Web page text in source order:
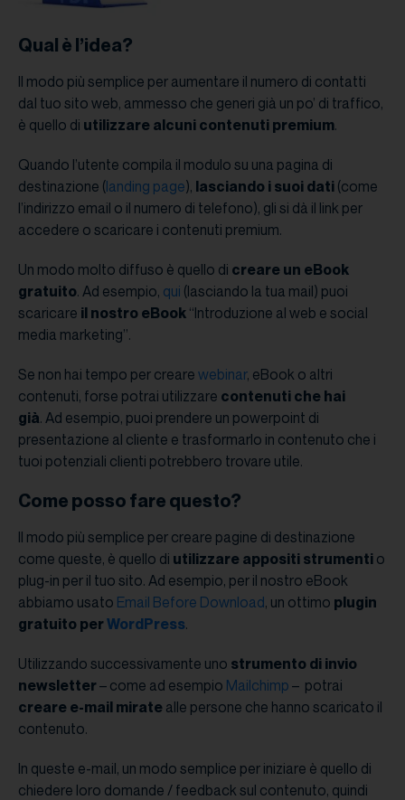
Qual è l’idea?
Il modo più semplice per aumentare il numero di contatti
dal tuo sito web, ammesso che generi già un po’ di traffico,
è quello di utilizzare alcuni contenuti premium.
Quando l’utente compila il modulo su una pagina di
destinazione (landing page), lasciando i suoi dati (come
l’indirizzo email o il numero di telefono), gli si dà il link per
accedere o scaricare i contenuti premium.
Un modo molto diffuso è quello di creare un eBook
gratuito. Ad esempio, qui (lasciando la tua mail) puoi
scaricare il nostro eBook “Introduzione al web e social
media marketing”.
Se non hai tempo per creare webinar, eBook o altri
contenuti, forse potrai utilizzare contenuti che hai
già. Ad esempio, puoi prendere un powerpoint di
presentazione al cliente e trasformarlo in contenuto che i
tuoi potenziali clienti potrebbero trovare utile.
Come posso fare questo?
Il modo più semplice per creare pagine di destinazione
come queste, è quello di utilizzare appositi strumenti o
plug-in per il tuo sito. Ad esempio, per il nostro eBook
abbiamo usato Email Before Download, un ottimo plugin
gratuito perWordPress.
Utilizzando successivamente uno strumento di invio
newsletter– come ad esempio Mailchimp – potrai
creare e-mail mirate alle persone che hanno scaricato il
contenuto.
In queste e-mail, un modo semplice per iniziare è quello di
chiedere loro domande / feedback sul contenuto, quindi